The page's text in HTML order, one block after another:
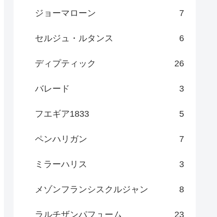
ジョーマローン 7
セルジュ・ルタンス 6
ディプティック 26
バレード 3
フエギア1833 5
ペンハリガン 7
ミラーハリス 3
メゾンフランシスクルジャン 8
ラルチザンパフューム 23